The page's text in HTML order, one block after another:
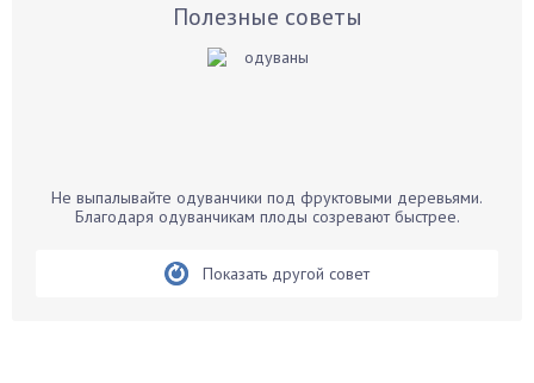
Бархатцы
Полезные советы
Не выпалывайте одуванчики под фруктовыми деревьями.
Благодаря одуванчикам плоды созревают быстрее.
Показать другой совет